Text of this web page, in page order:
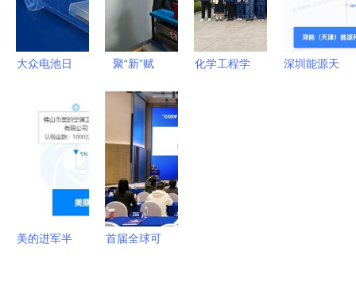
升
研发新浪潮
大众电池日
现，宁德时
代短期承压
聚“新”赋
展新质生产
力的“尖兵”
化学工程学
深圳能源天
美的进军半
首届全球可